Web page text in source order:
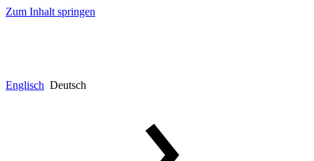
Zum Inhalt springen
Englisch Deutsch